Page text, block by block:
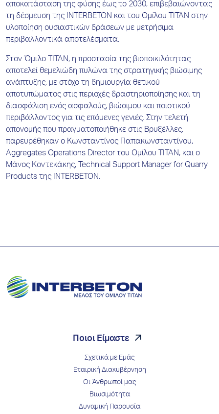
αποκατάσταση της φύσης έως το 2030, επιβεβαιώνοντας
τη δέσμευση της INTERBETON και του Ομίλου ΤΙΤΑΝ στην
υλοποίηση ουσιαστικών δράσεων με μετρήσιμα
περιβαλλοντικά αποτελέσματα.
Στον Όμιλο ΤΙΤΑΝ, η προστασία της βιοποικιλότητας
αποτελεί θεμελιώδη πυλώνα της στρατηγικής βιώσιμης
ανάπτυξης, με στόχο τη δημιουργία θετικού
αποτυπώματος στις περιοχές δραστηριοποίησης και τη
διασφάλιση ενός ασφαλούς, βιώσιμου και ποιοτικού
περιβάλλοντος για τις επόμενες γενιές. Στην τελετή
απονομής που πραγματοποιήθηκε στις Βρυξέλλες,
παρευρέθηκαν ο Κωνσταντίνος Παπακωνσταντίνου,
Aggregates Operations Director του Ομίλου ΤΙΤΑΝ, και ο
Μάνος Κοντεκάκης, Technical Support Manager for Quarry
Products της INTERBETON.
Ποιοι Είμαστε
Σχετικά με Εμάς
Εταιρική Διακυβέρνηση
Οι Άνθρωποί μας
Βιωσιμότητα
Δυναμική Παρουσία